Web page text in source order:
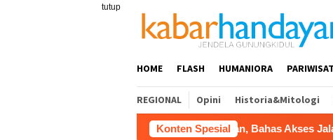
tutup
HOME FLASH HUMANIORA
REGIONAL Opini Historia&Mitologi
Konten Spesial
Dorong Tol Tembus Nglanggeran, Bahas Akses Jalan hingga